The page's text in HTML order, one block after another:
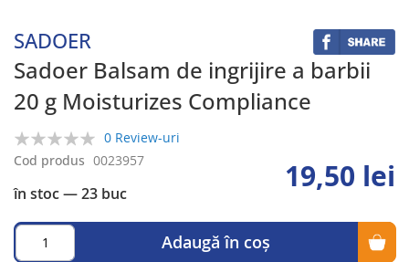
SADOER
Sadoer Balsam de ingrijire a barbii
20 g Moisturizes Compliance
0%
0 Review-uri
în stoc— 23 buc
Cod produs 0023957 19,50 lei
Adaugă în coș
the
images
gallery